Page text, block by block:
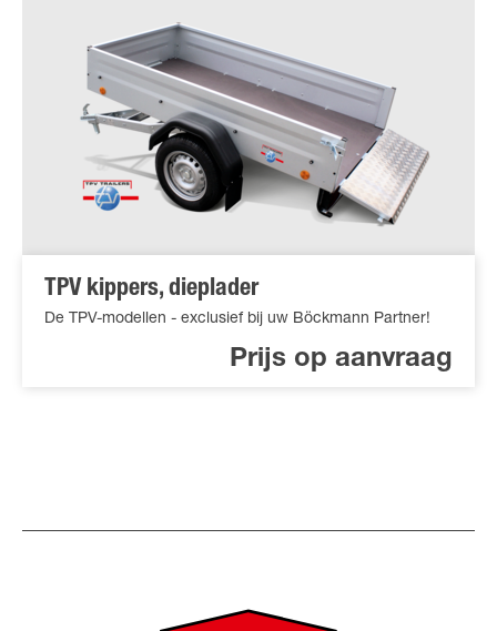
TPV kippers, dieplader
De TPV-modellen - exclusief bij uw Böckmann Partner!
Prijs op aanvraag